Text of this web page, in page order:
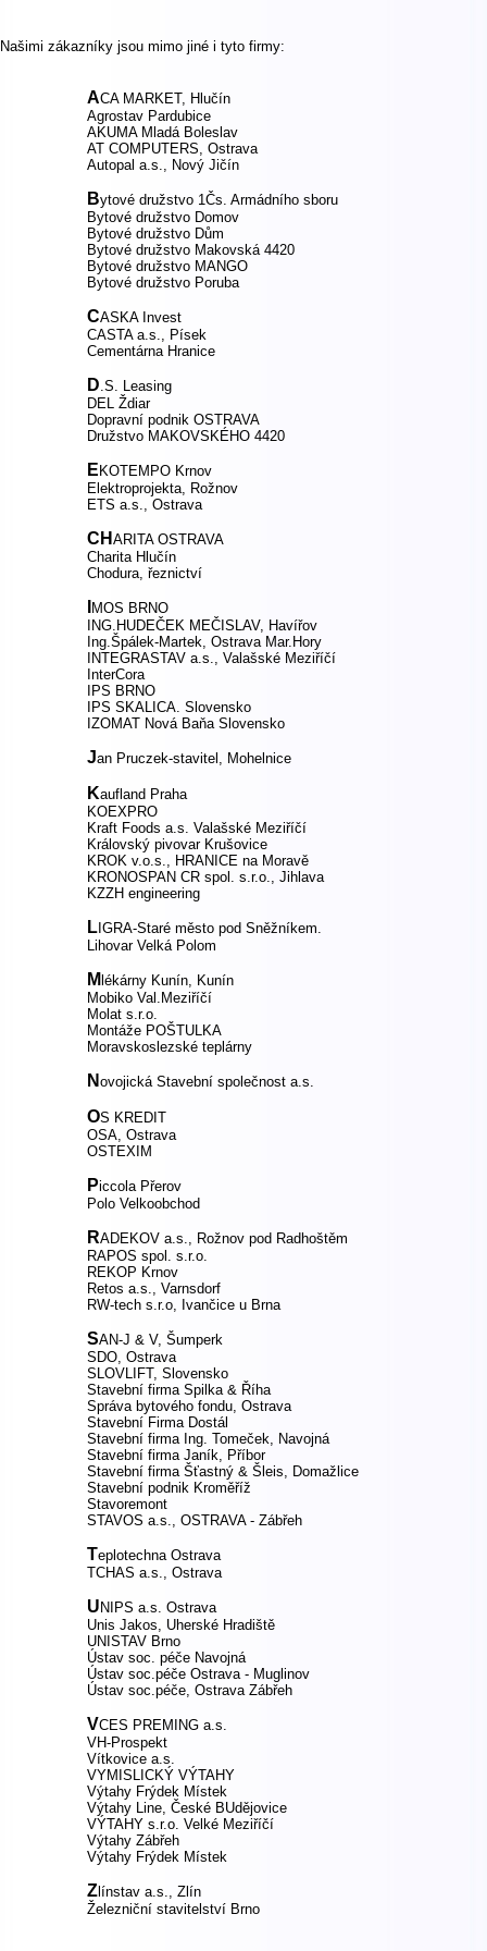
Našimi zákazníky jsou mimo jiné i tyto firmy:
ACA MARKET, Hlučín
Agrostav Pardubice
AKUMA Mladá Boleslav
AT COMPUTERS, Ostrava
Autopal a.s., Nový Jičín
Bytové družstvo 1Čs. Armádního sboru
Bytové družstvo Domov
Bytové družstvo Dům
Bytové družstvo Makovská 4420
Bytové družstvo MANGO
Bytové družstvo Poruba
CASKA Invest
CASTA a.s., Písek
Cementárna Hranice
D.S. Leasing
DEL Ždiar
Dopravní podnik OSTRAVA
Družstvo MAKOVSKÉHO 4420
E KOTEMPO Krnov
Elektroprojekta, Rožnov
ETS a.s., Ostrava
CH ARITA OSTRAVA
Charita Hlučín
Chodura, řeznictví
MOS BRNO
ING.HUDEČEK MEČISLAV, Havířov
Ing.Špálek-Martek, Ostrava Mar.Hory
INTEGRASTAV a.s., Valašské Meziříčí
InterCora
IPS BRNO
IPS SKALICA. Slovensko
IZOMAT Nová Baňa Slovensko
Jan Pruczek-stavitel, Mohelnice
Kaufland Praha
KOEXPRO
Kraft Foods a.s. Valašské Meziříčí
Královský pivovar Krušovice
KROK v.o.s., HRANICE na Moravě
KRONOSPAN CR spol. s.r.o., Jihlava
KZZH engineering
L IGRA-Staré město pod Sněžníkem.
Lihovar Velká Polom
M lékárny Kunín, Kunín
Mobiko Val.Meziříčí
Molat s.r.o.
Montáže POŠTULKA
Moravskoslezské teplárny
N ovojická Stavební společnost a.s.
OS KREDIT
OSA, Ostrava
OSTEXIM
Piccola Přerov
Polo Velkoobchod
RADEKOV a.s., Rožnov pod Radhoštěm
RAPOS spol. s.r.o.
REKOP Krnov
Retos a.s., Varnsdorf
RW-tech s.r.o, Ivančice u Brna
SAN-J & V, Šumperk
SDO, Ostrava
SLOVLIFT, Slovensko
Stavební firma Spilka & Říha
Správa bytového fondu, Ostrava
Stavební Firma Dostál
Stavební firma Ing. Tomeček, Navojná
Stavební firma Janík, Příbor
Stavební firma Šťastný & Šleis, Domažlice
Stavební podnik Kroměříž
Stavoremont
STAVOS a.s., OSTRAVA - Zábřeh
Teplotechna Ostrava
TCHAS a.s., Ostrava
U NIPS a.s. Ostrava
Unis Jakos, Uherské Hradiště
UNISTAV Brno
Ústav soc. péče Navojná
Ústav soc.péče Ostrava - Muglinov
Ústav soc.péče, Ostrava Zábřeh
VCES PREMING a.s.
VH-Prospekt
Vítkovice a.s.
VYMISLICKÝ VÝTAHY
Výtahy Frýdek Místek
Výtahy Line, České BUdějovice
VÝTAHY s.r.o. Velké Meziříčí
Výtahy Zábřeh
Výtahy Frýdek Místek
Z línstav a.s., Zlín
Železniční stavitelství Brno